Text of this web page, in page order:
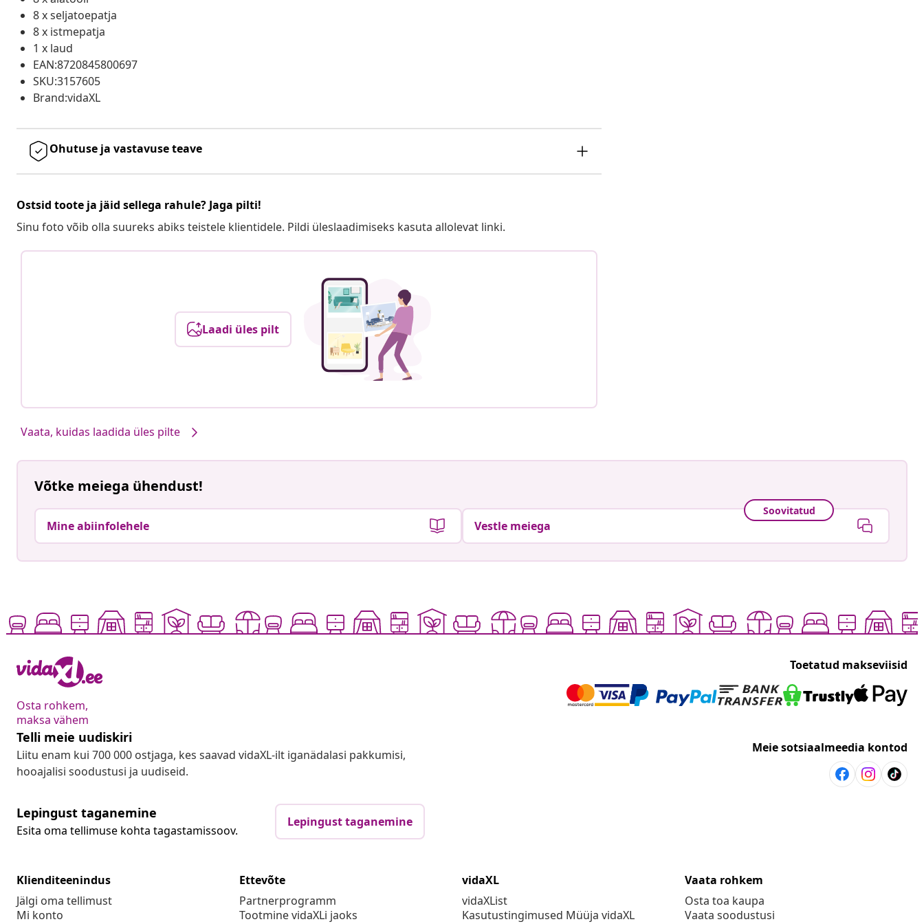
8 x seljatoepatja
8 x istmepatja
1 x laud
EAN:8720845800697
SKU:3157605
Brand:vidaXL
Ohutuse ja vastavuse teave
Ostsid toote ja jäid sellega rahule? Jaga pilti!
Sinu foto võib olla suureks abiks teistele klientidele. Pildi üleslaadimiseks kasuta allolevat linki.
Laadi üles pilt
Vaata, kuidas laadida üles pilte
Võtke meiega ühendust!
Mine abiinfolehele
Soovitatud
Vestle meiega
Osta rohkem,
maksa vähem
Toetatud makseviisid
Telli meie uudiskiri
Liitu enam kui 700 000 ostjaga, kes saavad vidaXL-ilt iganädalasi pakkumisi,
hooajalisi soodustusi ja uudiseid.
Meie sotsiaalmeedia kontod
Lepingust taganemine
Esita oma tellimuse kohta tagastamissoov.
Lepingust taganemine
Klienditeenindus
Jälgi oma tellimust
Mi konto
Ettevõte
Partnerprogramm
Tootmine vidaXLi jaoks
vidaXL
vidaXList
Kasutustingimused Müüja vidaXL
Vaata rohkem
Osta toa kaupa
Vaata soodustusi